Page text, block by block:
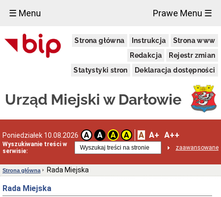
☰ Menu Prawe Menu ☰
Strona główna Instrukcja
Strona www
Redakcja
Rejestr zmian
Statystyki stron
Deklaracja dostępności
Urząd Miejski w Darłowie
Poniedziałek 10.08.2026 A A A A A A+ A++
Wyszukiwanie treści w
serwisie:
zaawansowane
Urząd
Miejski
Dane
otwarcia
Regulamin
Urzędu
Referaty
Samodzielne
Stanowiska
Oświadczenia
majątkowe
Strona główna Rada Miejska
Rada Miejska
×